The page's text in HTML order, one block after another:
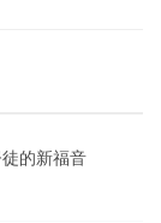
的新福音